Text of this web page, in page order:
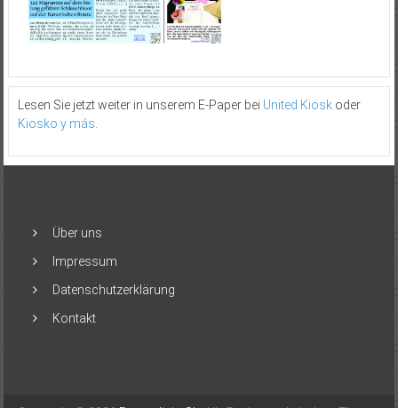
Lesen Sie jetzt weiter in unserem E-Paper bei United Kioskoder
Kiosko y más.
Über uns
Impressum
Datenschutzerklärung
Kontakt